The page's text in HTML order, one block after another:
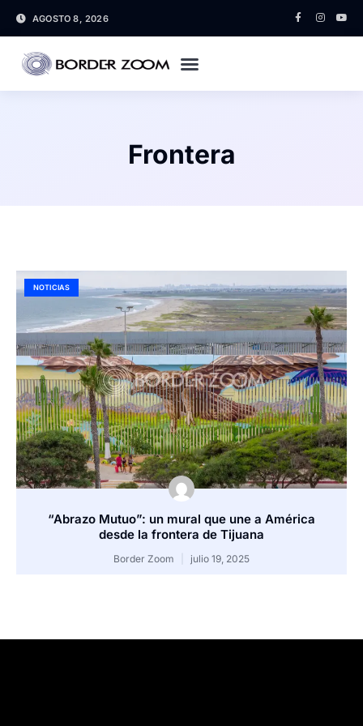
AGOSTO 8, 2026
Frontera
NOTICIAS
“Abrazo Mutuo”: un mural que une a América
desde la frontera de Tijuana
Border Zoom julio 19, 2025